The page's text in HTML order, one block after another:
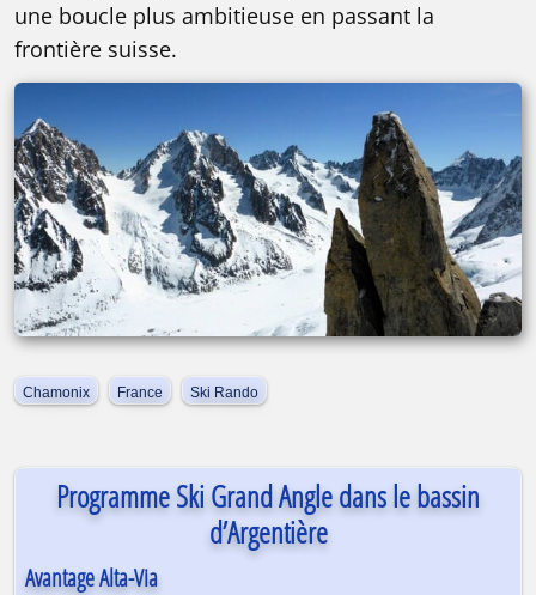
une boucle plus ambitieuse en passant la
frontière suisse.
Chamonix France Ski Rando
Programme Ski Grand Angle dans le bassin
d’Argentière
Avantage Alta-Via